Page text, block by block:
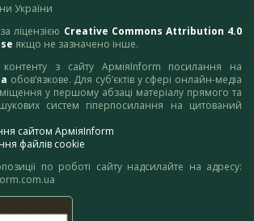
України
ліцензією Creative Commons Attribution 4.0
якщо не зазначено інше.
контенту з сайту АрміяInform посилання на
обов’язкове. Для суб’єктів у сфері онлайн-медіа
у першому абзаці матеріалу прямого та
систем гіперпосилання на цитований
сайтом АрміяInform
файлів cookie
по роботі сайту надсилайте на адресу: